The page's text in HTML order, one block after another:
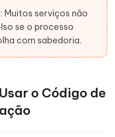
: Muitos serviços não
se o processo
com sabedoria.
o Código de